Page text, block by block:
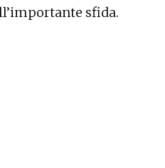
sfida.